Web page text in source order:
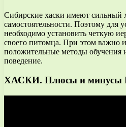
Сибирские хаски имеют сильный
самостоятельности. Поэтому для
необходимо установить четкую
своего питомца. При этом важно
положительные методы обучения
поведение.
ХАСКИ. Плюсы и минусы